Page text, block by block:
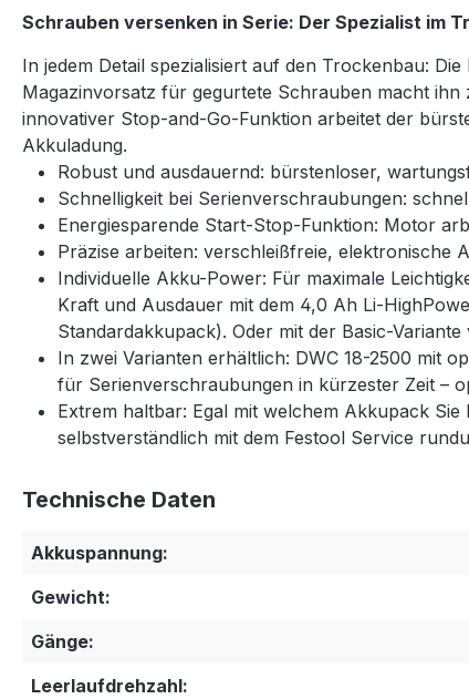
Schrauben versenken in Serie: Der Spezialist im
In jedem Detail spezialisiert auf den Trockenbau:
Magazinvorsatz für gegurtete Schrauben macht
innovativer Stop-and-Go-Funktion arbeitet der
Akkuladung.
Robust und ausdauernd: bürstenloser,
Schnelligkeit bei Serienverschraubungen:
Energiesparende Start-Stop-Funktion: Motor
Präzise arbeiten: verschleißfreie, elektronische
Individuelle Akku-Power: Für maximale
Kraft und Ausdauer mit dem 4,0 Ah Li-
Standardakkupack). Oder mit der Basic-
In zwei Varianten erhältlich: DWC 18-2500 mit
für Serienverschraubungen in kürzester Zeit –
Extrem haltbar: Egal mit welchem Akkupack
selbstverständlich mit dem Festool Service
Technische Daten
Akkuspannung:
Gewicht:
Gänge:
Leerlaufdrehzahl: